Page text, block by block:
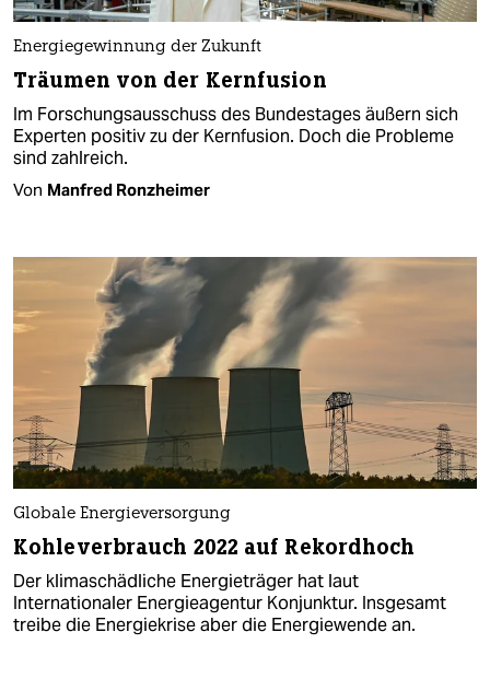
Energiegewinnung der Zukunft
Träumen von der Kernfusion
Im Forschungsausschuss des Bundestages äußern sich
Experten positiv zu der Kernfusion. Doch die Probleme
sind zahlreich.
Von Manfred Ronzheimer
Globale Energieversorgung
Kohleverbrauch 2022 auf Rekordhoch
Der klimaschädliche Energieträger hat laut
Internationaler Energieagentur Konjunktur. Insgesamt
treibe die Energiekrise aber die Energiewende an.